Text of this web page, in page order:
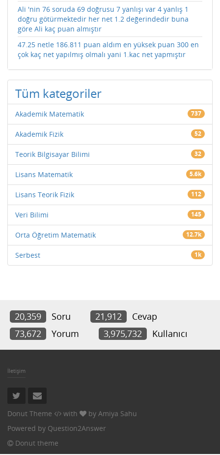
Ali 'nin 76 soruda 69 doğrusu 7 yanlışı var 4 yanlış 1
doğru götürmektedir her net 1.2 değerindedir buna
göre Ali kaç puan almıştır
47.25 netle 186.811 puan aldım en yüksek puan 300 en
çok kaç net yapılmış olmalı yani 1.kac net yapmıştır
Tüm kategoriler
Akademik Matematik 737
Akademik Fizik 52
Teorik Bilgisayar Bilimi 32
Lisans Matematik 5.6k
Lisans Teorik Fizik 112
Veri Bilimi 145
Orta Öğretim Matematik 12.7k
Serbest 1k
20,359 Soru 21,912
Cevap
73,672
Yorum 3,975,732 Kullanıcı
İletişim
Donut Theme with by Amiya Sahu
Powered by Question2Answer
Donut theme